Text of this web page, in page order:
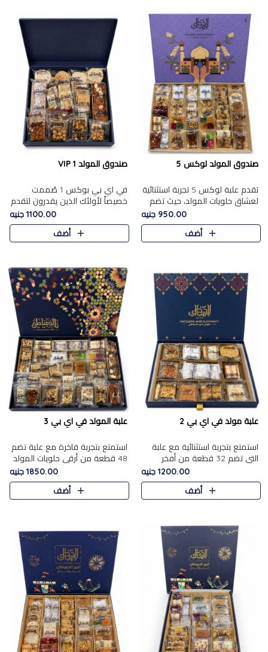
صندوق المولد لوكس 5
تقدم علبة لوكس 5 تجربة استثنائية
لعشاق حلويات المولد، حيث تضم
42 قطعة من تشكيلة فاخرة تجمع
بين أشهر الأصناف التقليدية وأصناف
مميزة مختارة بع..
950.00 جنيه
أضف
صندوق المولد VIP 1
في اي بي بوكس 1 صُممت
خصيصاً لأولئك الذين يقدرون لتقدم
تجربة استثنائية بوكس تجمع بين
أفخر حلويات المولد المصري مع
تشكيلة مختارة من الأصناف ..
1100.00 جنيه
أضف
علبة مولد في اي بي 2
استمتع بتجربة استثنائية مع علبة
التي تضم 32 قطعة من أفخر
حلويات المولد الشرقية، في تشكيلة
تجمع بين الأصالة والاختيارات
الفاخرة. تحتوي العلبة..
1200.00 جنيه
أضف
علبة المولد في اي بي 3
استمتع بتجربة فاخرة مع علبة تضم
48 قطعة من أرقى حلويات المولد
الشرقية، في تشكيلة تجمع بين
الأصناف التقليدية الفاخرة والاختيارات
1850.00 جنيه
أضف